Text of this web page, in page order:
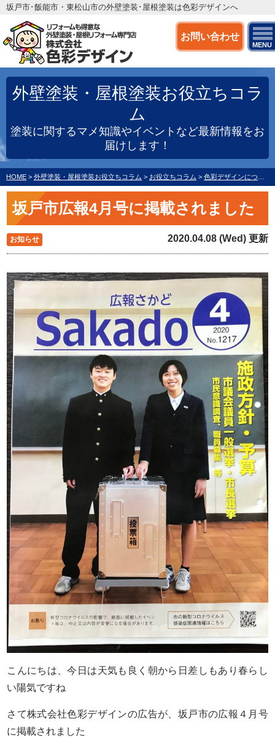
お問い合わせ
MENU
坂戸市･飯能市・東松山市の外壁塗装･屋根塗装は色彩デザインへ
外壁塗装・屋根塗装お役立ちコラ
ム
塗装に関するマメ知識やイベントなど最新情報をお
届けします！
HOME > 外壁塗装・屋根塗装お役立ちコラム > お役立ちコラム > 色彩デザインについて
坂戸市広報4月号に掲載されました
お知らせ 2020.04.08 (Wed) 更新
こんにちは、今日は天気も良く朝から日差しもあり春らし
い陽気ですね
さて株式会社色彩デザインの広告が、坂戸市の広報４月号
に掲載されました